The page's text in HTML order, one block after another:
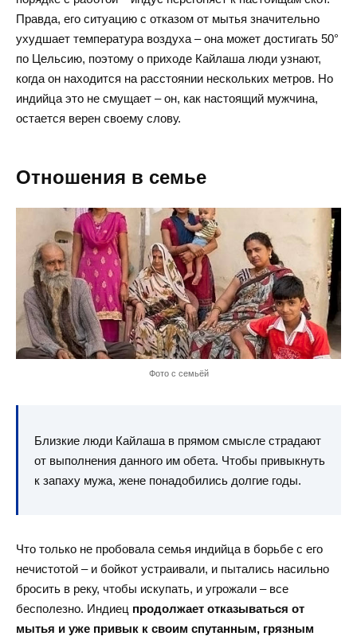
Правда, его ситуацию с отказом от мытья значительно
ухудшает температура воздуха – она может достигать 50°
по Цельсию, поэтому о приходе Кайлаша люди узнают,
когда он находится на расстоянии нескольких метров. Но
индийца это не смущает – он, как настоящий мужчина,
остается верен своему слову.
Отношения в семье
Фото с семьёй
Близкие люди Кайлаша в прямом смысле страдают
от выполнения данного им обета. Чтобы привыкнуть
к запаху мужа, жене понадобились долгие годы.
Что только не пробовала семья индийца в борьбе с его
нечистотой – и бойкот устраивали, и пытались насильно
бросить в реку, чтобы искупать, и угрожали – все
бесполезно. Индиец продолжает отказываться от
мытья и уже привык к своим спутанным, грязным